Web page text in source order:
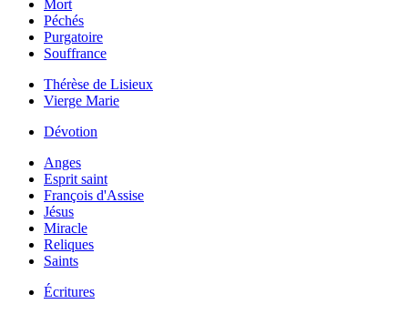
Mort
Péchés
Purgatoire
Souffrance
Thérèse de Lisieux
Vierge Marie
Dévotion
Anges
Esprit saint
François d'Assise
Jésus
Miracle
Reliques
Saints
Écritures